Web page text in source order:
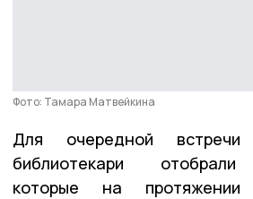
Фото: Тамара Матвейкина
Для очередной
библиотекари отобрали
которые на